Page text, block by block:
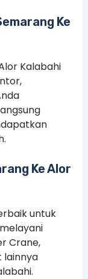
Ke
Kalabahi
Ke Alor
untuk
Crane,
lainnya